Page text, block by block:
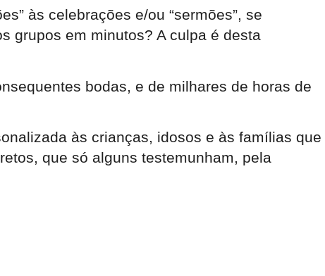
às celebrações e/ou “sermões”, se
grupos em minutos? A culpa é desta
bodas, e de milhares de horas de
às crianças, idosos e às famílias que
que só alguns testemunham, pela